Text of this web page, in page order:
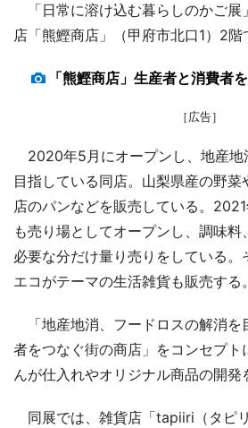
「日常に溶け込む暮らしのかご展
店「熊鰹商店」（甲府市北口1）2階
「熊鰹商店」生産者と消費者
［広告］
2020年5月にオープンし、地産地
目指している同店。山梨県産の野
店のパンなどを販売している。
も売り場としてオープンし、調味
必要な分だけ量り売りをしている
エコがテーマの生活雑貨も販売する。
「地産地消、フードロスの解消を
者をつなぐ街の商店」をコンセプト
んが仕入れやオリジナル商品の開発
同展では、雑貨店「tapiiri（タピ